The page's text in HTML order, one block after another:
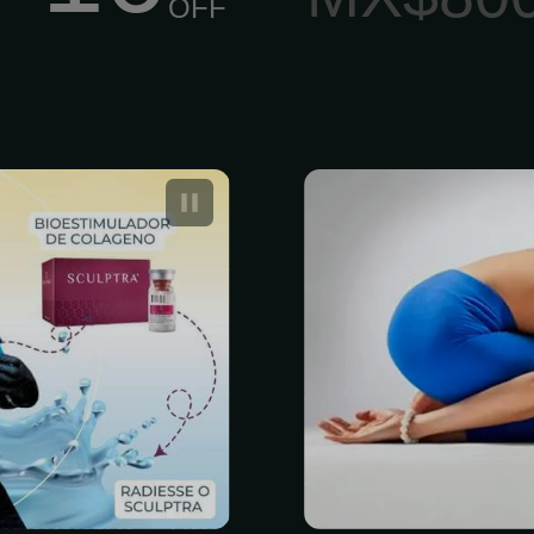
OFF
el
perfecto
y
versión
CLÍNICA, tu
Ubicados
50,
México,
La
Los
problema
irritante que
vida. Si bien
problema